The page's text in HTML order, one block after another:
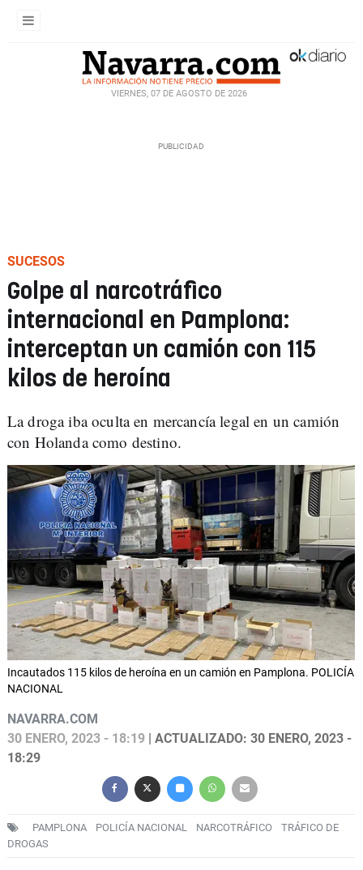
VIERNES, 07 DE AGOSTO DE 2026
SUCESOS
Golpe al narcotráfico
internacional en Pamplona:
interceptan un camión con 115
kilos de heroína
La droga iba oculta en mercancía legal en un camión
con Holanda como destino.
Incautados 115 kilos de heroína en un camión en Pamplona. POLICÍA
NACIONAL
NAVARRA.COM
30 ENERO, 2023 - 18:19 | ACTUALIZADO: 30 ENERO, 2023 -
18:29
PAMPLONA POLICÍA NACIONAL NARCOTRÁFICO
TRÁFICO DE
DROGAS